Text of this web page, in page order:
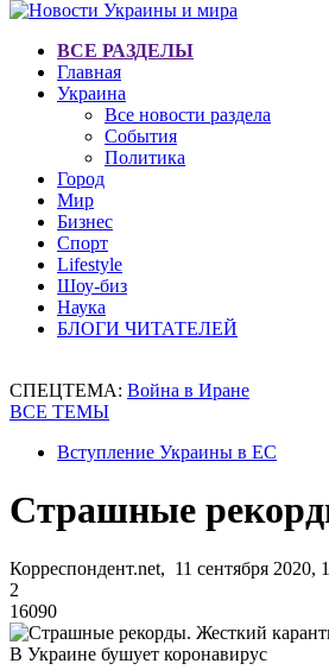
ВСЕ РАЗДЕЛЫ
Главная
Украина
Все новости раздела
События
Политика
Город
Мир
Бизнес
Спорт
Lifestyle
Шоу-биз
Наука
БЛОГИ ЧИТАТЕЛЕЙ
СПЕЦТЕМА: Война в Иране
ВСЕ ТЕМЫ
Вступление Украины в ЕС
Страшные
Корреспондент.net, 11 сентября 2020,
2
16090
В Украине бушует коронавирус